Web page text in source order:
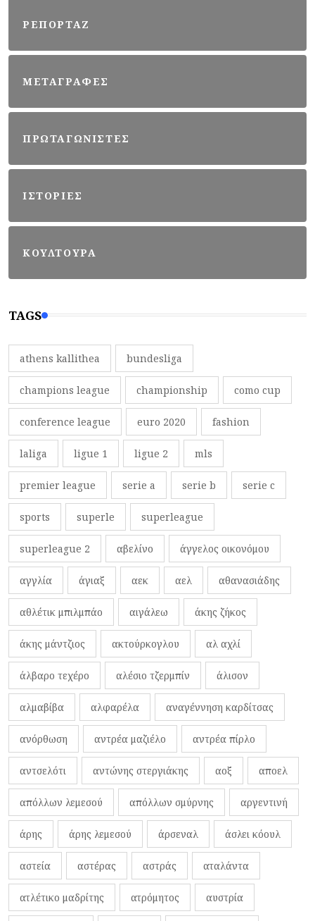
ΡΕΠΟΡΤΑΖ
ΜΕΤΑΓΡΑΦΕΣ
ΠΡΩΤΑΓΩΝΙΣΤΕΣ
ΙΣΤΟΡΙΕΣ
ΚΟΥΛΤΟΥΡΑ
TAGS
athens kallithea bundesliga
champions league championship como cup
conference league euro 2020 fashion
laliga ligue 1 ligue 2 mls
premier league serie a serie b serie c
sports superle superleague
superleague 2 αβελίνο άγγελος οικονόμου
αγγλία άγιαξ αεκ αελ αθανασιάδης
αθλέτικ μπιλμπάο αιγάλεω άκης ζήκος
άκης μάντζιος ακτούρκογλου αλ αχλί
άλβαρο τεχέρο αλέσιο τζερμπίν άλισον
αλμαβίβα αλφαρέλα αναγέννηση καρδίτσας
ανόρθωση αντρέα μαζιέλο αντρέα πίρλο
αντσελότι αντώνης στεργιάκης αοξ αποελ
απόλλων λεμεσού απόλλων σμύρνης αργεντινή
άρης άρης λεμεσού άρσεναλ άσλει κόουλ
αστεία αστέρας αστράς αταλάντα
ατλέτικο μαδρίτης ατρόμητος αυστρία